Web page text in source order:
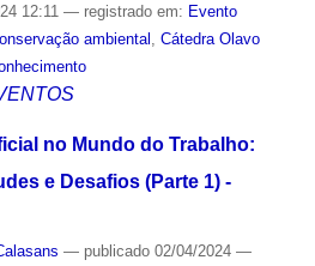
12:11 — registrado em: Evento
ambiental Cátedra Olavo
no Mundo do Trabalho:
e Desafios (Parte 1) -
— publicado02/04/2024 —